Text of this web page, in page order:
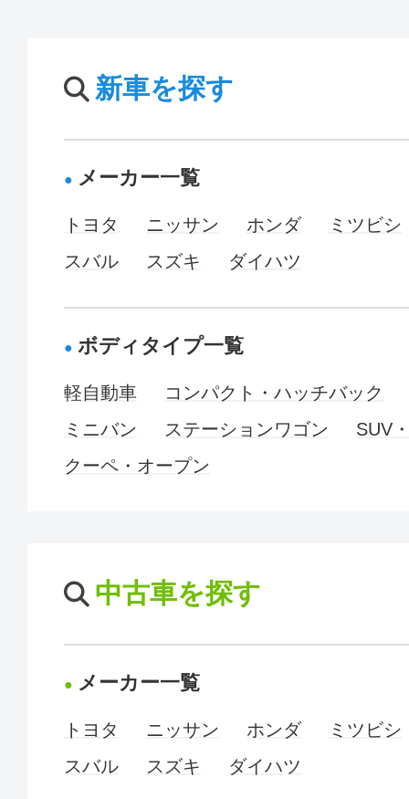
新車を探す
メーカー一覧
トヨタ ニッサン ホンダ
ミツビシ
スバル
スズキ ダイハツ
ボディタイプ一覧
軽自動車
コンパクト・ハッチバック
ミニバン
ステーションワゴン
SUV
クーペ・オープン
中古車を探す
メーカー一覧
トヨタ ニッサン ホンダ
ミツビシ
スバル
スズキ ダイハツ